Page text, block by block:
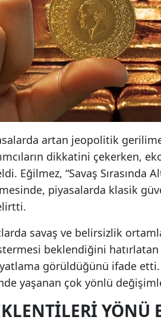
artan jeopolitik
dikkatini çekerken,
Eğilmez, “Savaş Sırasında
piyasalarda klasik
savaş ve belirsizlik
beklendiğini
görüldüğünü ifade
yaşanan çok yönlü
YÖNÜ